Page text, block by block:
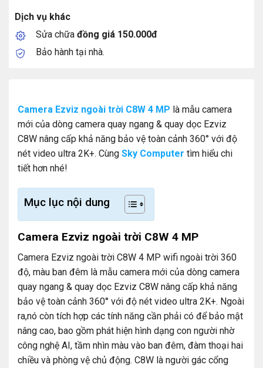
Dịch vụ khác
Sửa chữa đồng giá 150.000đ
Bảo hành tại nhà.
Camera Ezviz ngoài trời C8W 4 MP là mẫu camera
mới của dòng camera quay ngang & quay dọc Ezviz
C8W nâng cấp khả năng bảo vệ toàn cảnh 360° với độ
nét video ultra 2K+. Cùng Sky Computer tìm hiểu chi
tiết hơn nhé!
Mục lục nội dung
Camera Ezviz ngoài trời C8W 4 MP
Camera Ezviz ngoài trời C8W 4 MP wifi ngoài trời 360
độ, màu ban đêm là mẫu camera mới của dòng camera
quay ngang & quay dọc Ezviz C8W nâng cấp khả năng
bảo vệ toàn cảnh 360° với độ nét video ultra 2K+. Ngoài
ra,nó còn tích hợp các tính năng cần phải có để bảo mật
nâng cao, bao gồm phát hiện hình dạng con người nhờ
công nghệ AI, tầm nhìn màu vào ban đêm, đàm thoại hai
chiều và phòng vệ chủ động. C8W là người gác cổng